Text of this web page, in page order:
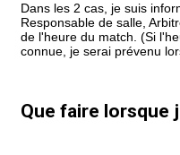
Dans les 2 cas, je suis
Responsable de salle,
de l'heure du match. (Si
connue, je serai prévenu
Que faire lorsque